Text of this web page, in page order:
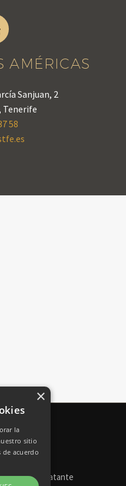
AMÉRICAS
Sanjuan, 2
Tenerife
58
del contratante
×
la
sitio
de acuerdo